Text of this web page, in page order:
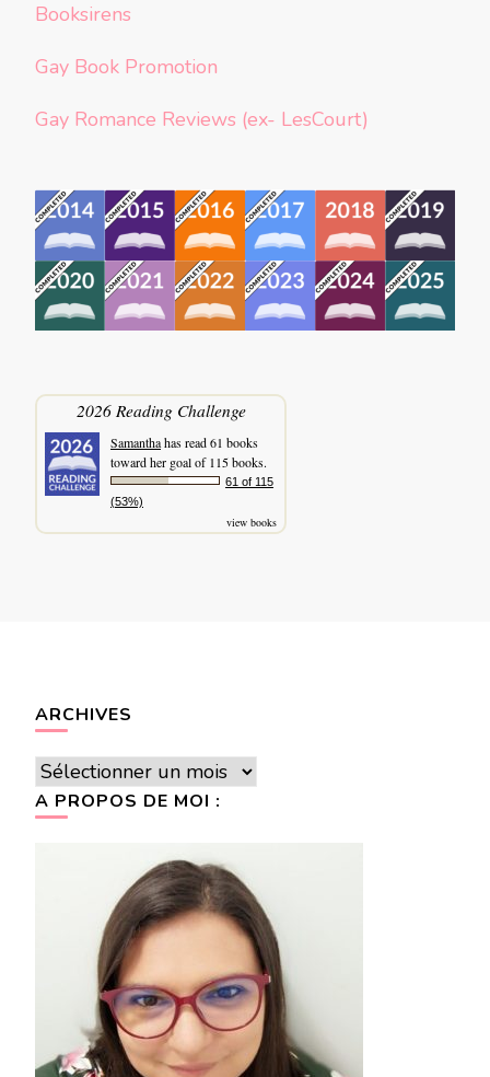
Booksirens
Gay Book Promotion
Gay Romance Reviews (ex- LesCourt)
2026 Reading Challenge
Samanthahas read 61 books
toward her goal of 115 books.
61 of 115
(53%)
view books
ARCHIVES
Archives
A PROPOS DE MOI :